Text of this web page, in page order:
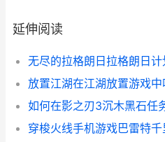
延伸阅读